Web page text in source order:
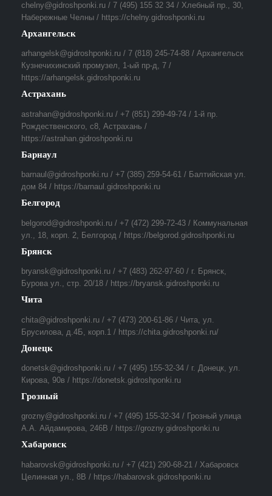
chelny@gidroshponki.ru / 7 (495) 155 32 34 / Хлебный пр., 30,
Набережные Челны / https://chelny.gidroshponki.ru
Архангельск
arhangelsk@gidroshponki.ru / 7 (818) 245-74-88 / Архангельск
Кузнечихинский промузел, 1-ый пр-д, 7 /
https://arhangelsk.gidroshponki.ru
Астрахань
astrahan@gidroshponki.ru / +7 (851) 299-49-74 / 1-й пр.
Рождественского, с8, Астрахань /
https://astrahan.gidroshponki.ru
Барнаул
barnaul@gidroshponki.ru / +7 (385) 259-54-61 / Балтийская ул.
дом 84 / https://barnaul.gidroshponki.ru
Белгород
belgorod@gidroshponki.ru / +7 (472) 299-72-43 / Коммунальная
ул., 18, корп. 2, Белгород / https://belgorod.gidroshponki.ru
Брянск
bryansk@gidroshponki.ru / +7 (483) 262-97-60 / г. Брянск,
Бурова ул., стр. 20/18 / https://bryansk.gidroshponki.ru
Чита
chita@gidroshponki.ru / +7 (473) 200-61-86 / Чита, ул.
Брусилова, д.4Б, корп.1 / https://chita.gidroshponki.ru/
Донецк
donetsk@gidroshponki.ru / +7 (495) 155-32-34 / г. Донецк, ул.
Кирова, 90в / https://donetsk.gidroshponki.ru
Грозный
grozny@gidroshponki.ru / +7 (495) 155-32-34 / Грозный улица
А.А. Айдамирова, 246В / https://grozny.gidroshponki.ru
Хабаровск
habarovsk@gidroshponki.ru / +7 (421) 290-68-21 / Хабаровск
Целинная ул., 8В / https://habarovsk.gidroshponki.ru